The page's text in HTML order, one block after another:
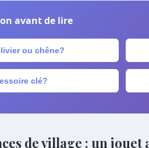
avant de lire
ou chêne?
clé?
de village : un